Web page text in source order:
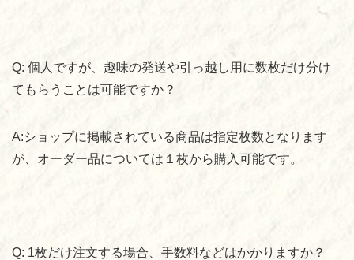
Q: 個人ですが、趣味の発送や引っ越し用に数枚だけ分け
てもらうことは可能ですか？
A:ショップに掲載されている商品は指定枚数となります
が、オーダー品については１枚から購入可能です。
Q: 1枚だけ注文する場合、手数料などはかかりますか？